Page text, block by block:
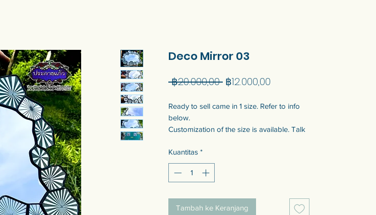
Deco Mirror 03
฿20.000,00 Harga
฿12.000,00
Ready to sell came in 1 size. Refer to info
below.
Customization of the size is available. Talk
Come with wooden backing for safety and
keyhole for wall hanging at the back.
แบบพร้อมขายมี 1 ขนาด ดูข้อมูลขนาดด้าน
ล่าง
Kuantitas *
Tambah ke Keranjang